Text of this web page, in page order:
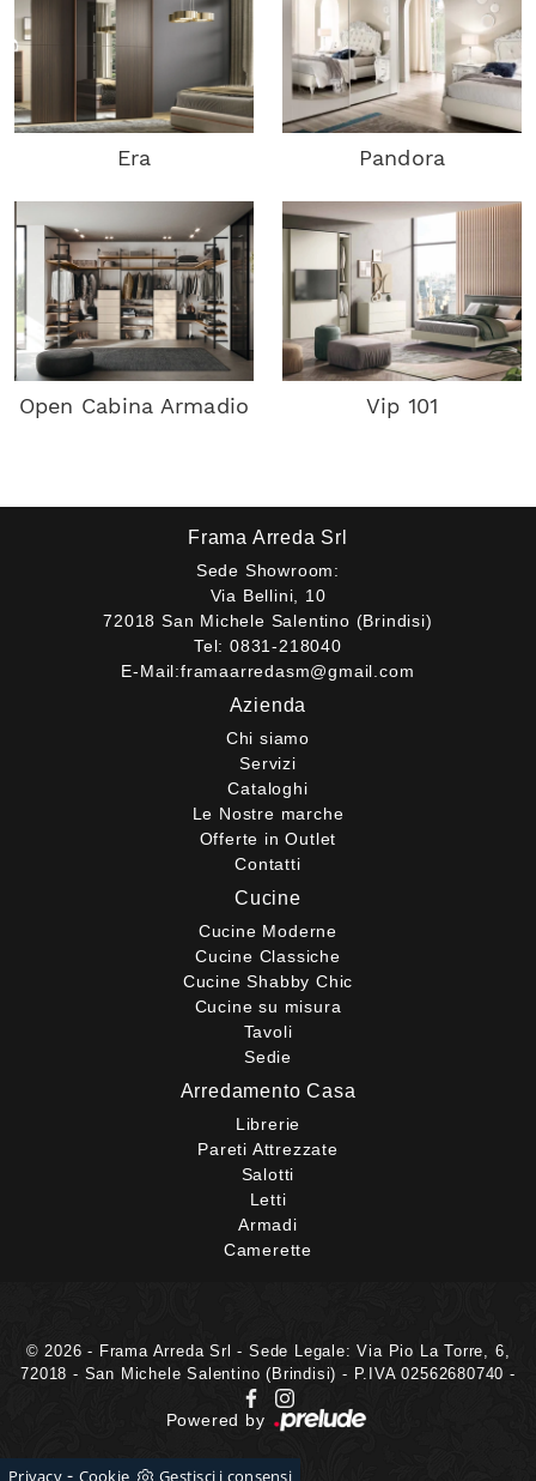
Era Pandora
Open Cabina Armadio Vip 101
Frama Arreda Srl
Sede Showroom:
Via Bellini, 10
72018 San Michele Salentino (Brindisi)
Tel: 0831-218040
E-Mail:framaarredasm@gmail.com
Azienda
Chi siamo
Servizi
Cataloghi
Le Nostre marche
Offerte in Outlet
Contatti
Cucine
Cucine Moderne
Cucine Classiche
Cucine Shabby Chic
Cucine su misura
Tavoli
Sedie
Arredamento Casa
Librerie
Pareti Attrezzate
Salotti
Letti
Armadi
Camerette
© 2026 - Frama Arreda Srl - Sede Legale: Via Pio La Torre, 6,
72018 - San Michele Salentino (Brindisi) - P.IVA 02562680740 -
Powered by
Privacy- Cookie Gestisci i consensi